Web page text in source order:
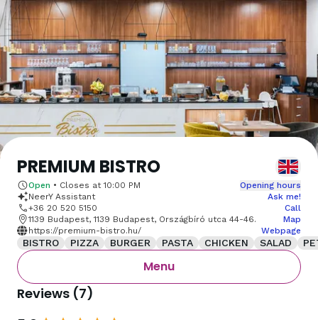
PREMIUM BISTRO
Open • Closes at 10:00 PM
Opening hours
NeerY Assistant
Ask me!
+36 20 520 5150
Call
1139 Budapest, 1139 Budapest, Országbíró utca 44-46.
Map
https://premium-bistro.hu/
Webpage
BISTRO PIZZA BURGER PASTA CHICKEN SALAD
Menu
Reviews (7)